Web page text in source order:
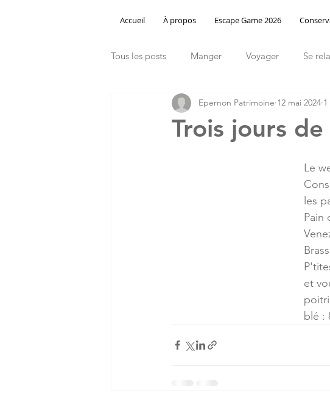
Accueil À propos Escape Game 2026
Tous les posts Manger Voyager Se
Trois jours
Epernon Patrimoine 12 mai 2024
Le
les
Pain
et
blé :